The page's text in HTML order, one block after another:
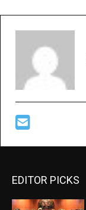
EDITOR PICKS